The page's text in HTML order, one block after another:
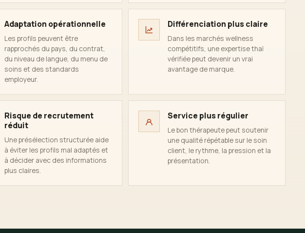
Adaptation opérationnelle
Les profils peuvent être
rapprochés du pays, du contrat,
du niveau de langue, du menu de
soins et des standards
employeur.
Différenciation plus claire
Dans les marchés wellness
compétitifs, une expertise thaï
vérifiée peut devenir un vrai
avantage de marque.
Risque de recrutement
réduit
Une présélection structurée aide
à éviter les profils mal adaptés et
à décider avec des informations
plus claires.
Service plus régulier
Le bon thérapeute peut soutenir
une qualité répétable sur le soin
client, le rythme, la pression et la
présentation.